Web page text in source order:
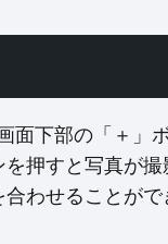
面下部の「＋」
押すと写真が
合わせることが